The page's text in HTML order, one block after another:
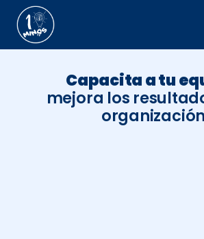
Capacita a tu
mejora los
organización